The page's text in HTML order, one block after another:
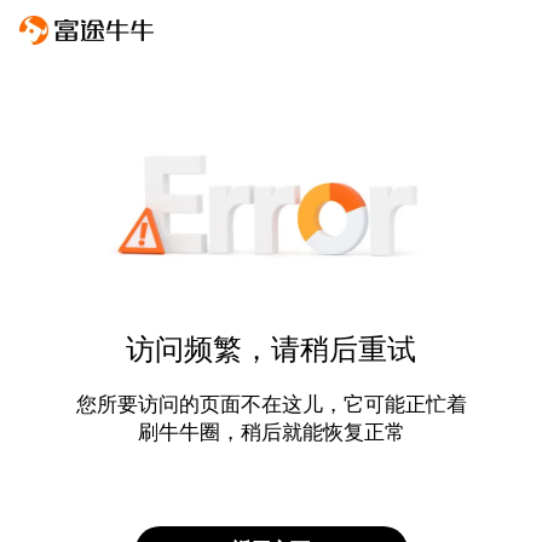
访问频繁，请稍后重试
您所要访问的页面不在这儿，它可能正忙着
刷牛牛圈，稍后就能恢复正常